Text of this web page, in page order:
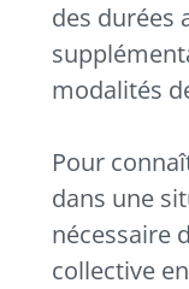
des durées
modalités
Pour
dans une
nécessaire
collective